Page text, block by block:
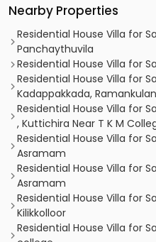
Nearby Properties
Residential House Villa for
Panchaythuvila
Residential House Villa for
Residential House Villa for
Kadappakkada,
Residential House Villa for
, Kuttichira Near T K M
Residential House Villa for
Asramam
Residential House Villa for
Asramam
Residential House Villa for
Kilikkolloor
Residential House Villa for